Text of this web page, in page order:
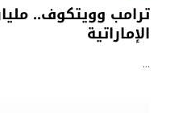
ترامب وويتكوف..
الإماراتية
…